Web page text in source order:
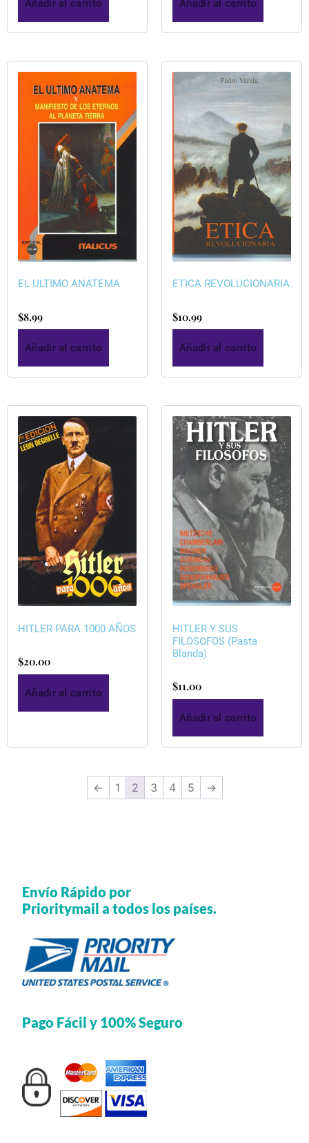
Añadir al carrito Añadir al carrito
EL ULTIMO ANATEMA
$8.99
Añadir al carrito
ETICA REVOLUCIONARIA
$10.99
Añadir al carrito
HITLER PARA 1000 AÑOS
$20.00
Añadir al carrito
HITLER Y SUS
FILOSOFOS (Pasta
Blanda)
$11.00
Añadir al carrito
← 1 2 3 4 5 →
Envío Rápido por
Prioritymail a todos los países.
Pago Fácil y 100% Seguro